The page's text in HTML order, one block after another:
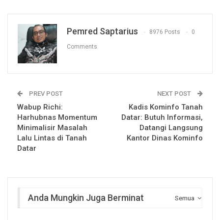
Pemred Saptarius 8976 Posts 0
Comments
PREV POST
Wabup Richi:
Harhubnas Momentum
Minimalisir Masalah
Lalu Lintas di Tanah
Datar
NEXT POST
Kadis Kominfo Tanah
Datar: Butuh Informasi,
Datangi Langsung
Kantor Dinas Kominfo
Semua
Anda Mungkin Juga Berminat